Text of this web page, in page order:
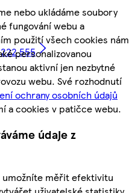
nebo ukládáme soubory
fungování webu a
použití všech cookies nám
personalizovanou
aktivní jen nezbytné
webu. Své rozhodnutí
ochrany osobních údajů
a cookies v patičce webu.
údaje z
umožníte měřit efektivitu
555